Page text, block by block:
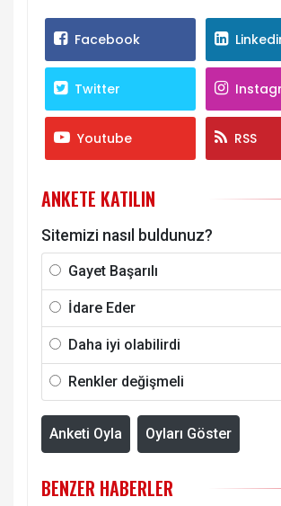
Facebook
Twitter
Youtube RSS
ANKETE KATILIN
Sitemizi nasıl buldunuz?
Gayet Başarılı
İdare Eder
Daha iyi olabilirdi
Renkler değişmeli
Anketi Oyla Oyları Göster
BENZER HABERLER